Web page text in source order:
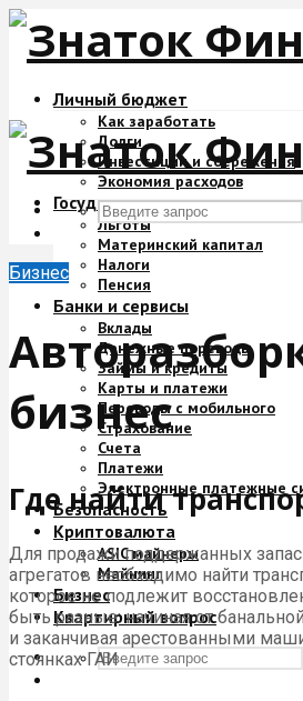
Личный бюджет
Как заработать
Долги
Инвестиции и сбережения
Экономия расходов
Государство и деньги
Льготы
Материнский капитал
Налоги
Пенсия
Банки и сервисы
Вклады
Денежные переводы
Займы и кредиты
Карты и платежи
Переводы с мобильного
Страхование
Счета
Платежи
Электронные платежные
Безопасность
Криптовалюта
ASIC майнеры
Майнинг
Бизнес
Квартирный вопрос
Бизнес
бизнес
Где найти
Для продажи поддержанных
агрегатов необходимо найти
которое не подлежит
быть разные: начиная от
и заканчивая арестованными
стоянках ГАИ